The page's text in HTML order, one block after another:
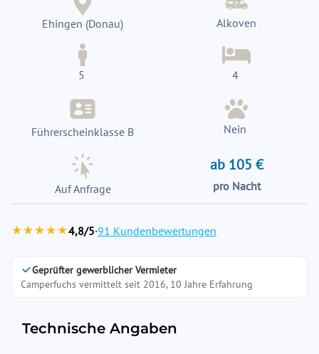
Ehingen (Donau) Alkoven
5 4
Führerscheinklasse B Nein
Auf Anfrage
ab 105 €
pro Nacht
★★★★★4,8/5·91 Kundenbewertungen
Geprüfter gewerblicher Vermieter
Camperfuchs vermittelt seit 2016, 10 Jahre Erfahrung
Technische Angaben